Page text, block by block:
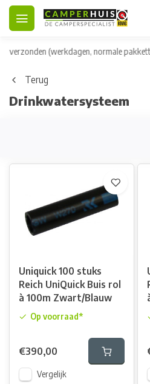
verzonden (werkdagen, normale
Terug
Drinkwatersysteem
Uniquick 100 stuks
Reich UniQuick Buis rol
à 100m Zwart/Blauw
Op voorraad*
€390,00
Vergelijk